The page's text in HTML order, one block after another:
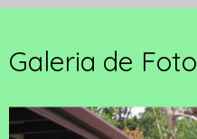
Galeria de